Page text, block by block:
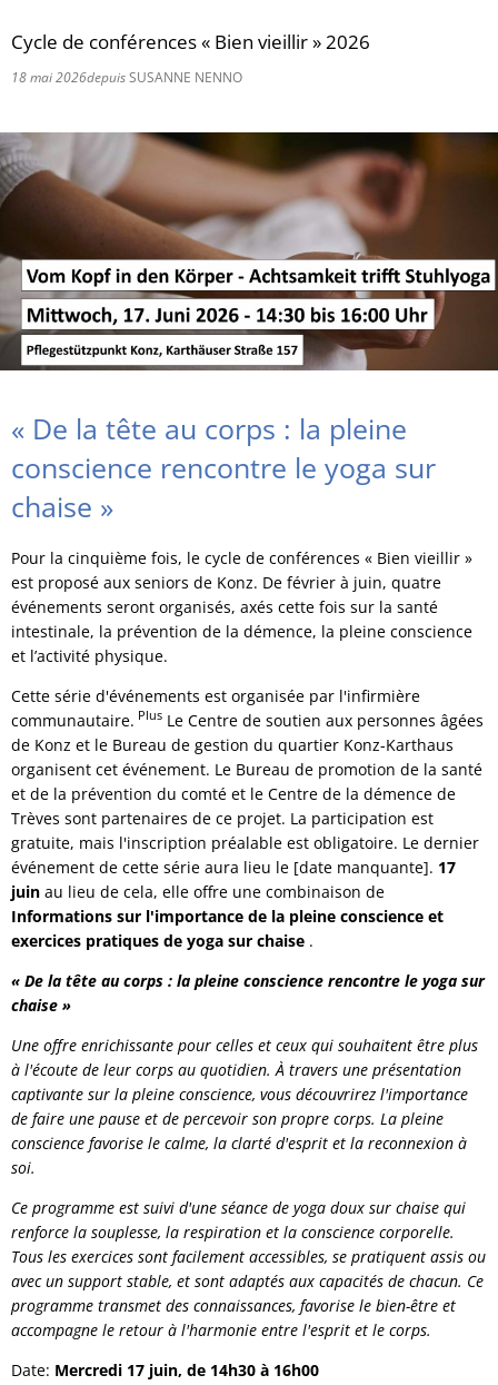
Cycle de conférences « Bien vieillir » 2026
18 mai 2026depuisSUSANNE NENNO
« De la tête au corps : la pleine
conscience rencontre le yoga sur
chaise »
Pour la cinquième fois, le cycle de conférences « Bien vieillir »
est proposé aux seniors de Konz. De février à juin, quatre
événements seront organisés, axés cette fois sur la santé
intestinale, la prévention de la démence, la pleine conscience
et l’activité physique.
Cette série d'événements est organisée par l'infirmière
communautaire. Plus Le Centre de soutien aux personnes âgées
de Konz et le Bureau de gestion du quartier Konz-Karthaus
organisent cet événement. Le Bureau de promotion de la santé
et de la prévention du comté et le Centre de la démence de
Trèves sont partenaires de ce projet. La participation est
gratuite, mais l'inscription préalable est obligatoire. Le dernier
événement de cette série aura lieu le [date manquante]. 17
juin au lieu de cela, elle offre une combinaison de
Informations sur l'importance de la pleine conscience et
exercices pratiques de yoga sur chaise .
« De la tête au corps : la pleine conscience rencontre le yoga sur
chaise »
Une offre enrichissante pour celles et ceux qui souhaitent être plus
à l'écoute de leur corps au quotidien. À travers une présentation
captivante sur la pleine conscience, vous découvrirez l'importance
de faire une pause et de percevoir son propre corps. La pleine
conscience favorise le calme, la clarté d'esprit et la reconnexion à
soi.
Ce programme est suivi d'une séance de yoga doux sur chaise qui
renforce la souplesse, la respiration et la conscience corporelle.
Tous les exercices sont facilement accessibles, se pratiquent assis ou
avec un support stable, et sont adaptés aux capacités de chacun. Ce
programme transmet des connaissances, favorise le bien-être et
accompagne le retour à l'harmonie entre l'esprit et le corps.
Date: Mercredi 17 juin, de 14h30 à 16h00